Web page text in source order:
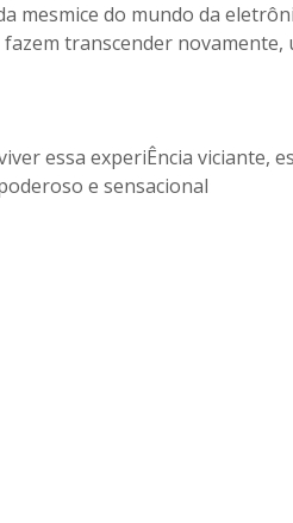
mesmice do mundo da
transcender novamente,
essa experiÊncia viciante,
e sensacional